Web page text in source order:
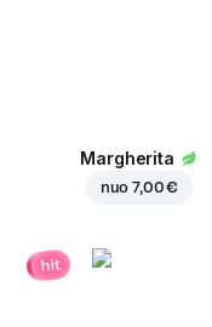
Margherita
nuo7,00 €
hit